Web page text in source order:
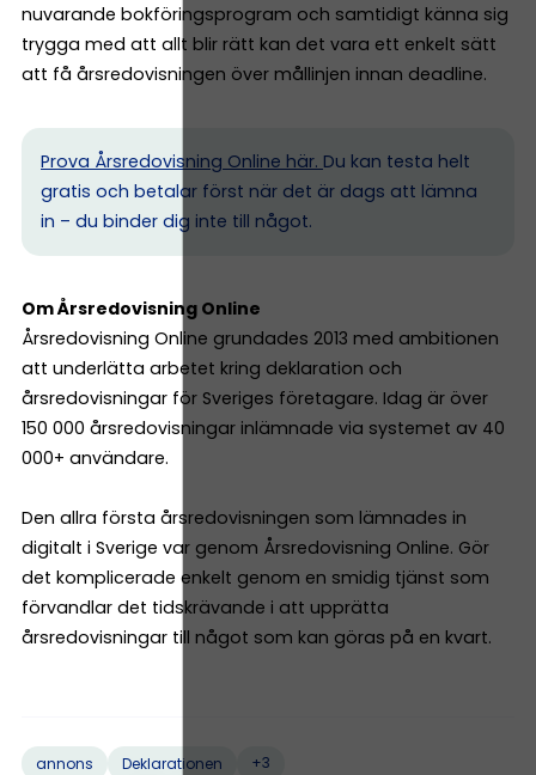
nuvarande bokföringsprogram och samtidigt känna sig
trygga med att allt blir rätt kan det vara ett enkelt sätt
att få årsredovisningen över mållinjen innan deadline.
Prova Årsredovisning Online här. Du kan testa helt
gratis och betalar först när det är dags att lämna
in – du binder dig inte till något.
Om Årsredovisning Online
Årsredovisning Online grundades 2013 med ambitionen
att underlätta arbetet kring deklaration och
årsredovisningar för Sveriges företagare. Idag är över
150 000 årsredovisningar inlämnade via systemet av 40
000+ användare.
Den allra första årsredovisningen som lämnades in
digitalt i Sverige var genom Årsredovisning Online. Gör
det komplicerade enkelt genom en smidig tjänst som
förvandlar det tidskrävande i att upprätta
årsredovisningar till något som kan göras på en kvart.
annons Deklarationen
+3